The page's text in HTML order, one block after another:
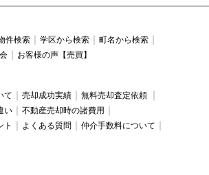
件検索 学区から検索
町名から検索
お客様の声【売買】
て 売却成功実績
無料売却査定依頼
い
不動産売却時の諸費用
ト
よくある質問
仲介手数料について